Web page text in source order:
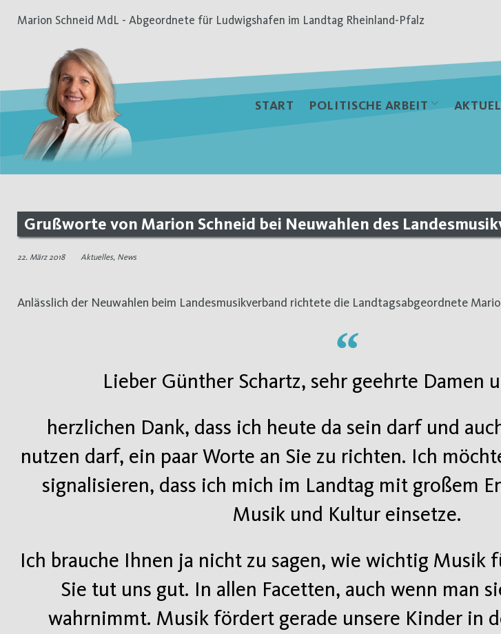
Inhalt
Marion Schneid MdL - Abgeordnete für Ludwigshafen im Landtag Rheinland-Pfalz
START POLITISCHE ARBEIT
Grußworte von Marion Schneid bei Neuwahlen des
22. März 2018 Aktuelles, News
Anlässlich der Neuwahlen beim Landesmusikverband richtete die Landtagsabgeordnete
Lieber Günther Schartz, sehr geehrte Damen
herzlichen Dank, dass ich heute da sein darf und
nutzen darf, ein paar Worte an Sie zu richten. Ich
signalisieren, dass ich mich im Landtag mit großem
Musik und Kultur einsetze.
Ich brauche Ihnen ja nicht zu sagen, wie wichtig Musik
Sie tut uns gut. In allen Facetten, auch wenn man
wahrnimmt. Musik fördert gerade unsere Kinder in